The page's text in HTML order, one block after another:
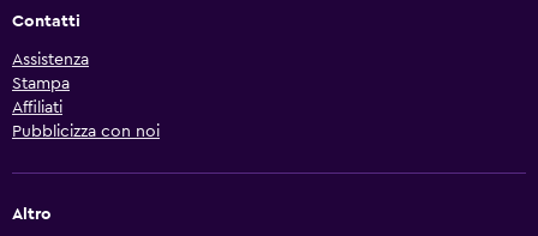
Contatti
Assistenza
Stampa
Affiliati
Pubblicizza con noi
Altro